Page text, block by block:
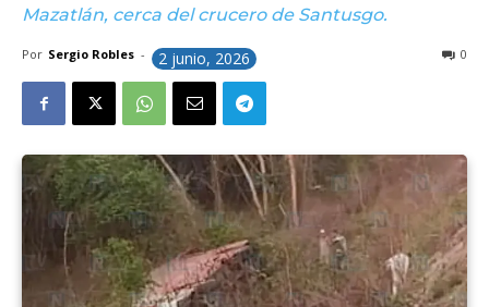
Mazatlán, cerca del crucero de Santusgo.
Por Sergio Robles - 2 junio, 2026 0